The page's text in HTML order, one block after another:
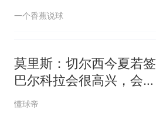
挑曼联毒瘤！
一个香蕉说球
莫里斯：切尔西今夏若签
巴尔科拉会很高兴，会是
梦幻引援
懂球帝